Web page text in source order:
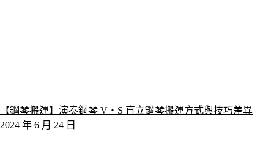
【鋼琴搬運】演奏鋼琴 V‧S 直立鋼琴搬運方式與技巧差異
2024 年 6 月 24 日